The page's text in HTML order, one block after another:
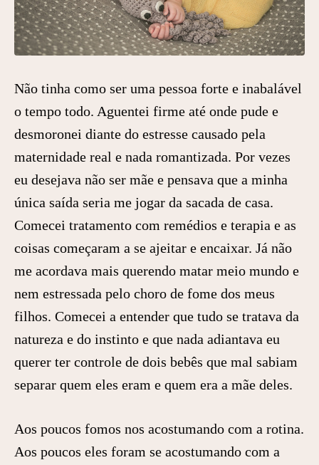
Não tinha como ser uma pessoa forte e inabalável
o tempo todo. Aguentei firme até onde pude e
desmoronei diante do estresse causado pela
maternidade real e nada romantizada. Por vezes
eu desejava não ser mãe e pensava que a minha
única saída seria me jogar da sacada de casa.
Comecei tratamento com remédios e terapia e as
coisas começaram a se ajeitar e encaixar. Já não
me acordava mais querendo matar meio mundo e
nem estressada pelo choro de fome dos meus
filhos. Comecei a entender que tudo se tratava da
natureza e do instinto e que nada adiantava eu
querer ter controle de dois bebês que mal sabiam
separar quem eles eram e quem era a mãe deles.
Aos poucos fomos nos acostumando com a rotina.
Aos poucos eles foram se acostumando com a